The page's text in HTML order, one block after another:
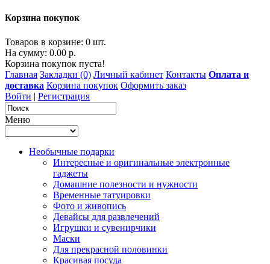
Корзина покупок
Товаров в корзине: 0 шт.
На сумму: 0.00 р.
Корзина покупок пуста!
Главная Закладки (0) Личный кабинет Контакты Оплата и
доставка Корзина покупок Оформить заказ
Войти | Регистрация
Меню
Необычные подарки
Интересные и оригинальные электронные
гаджеты
Домашние полезности и нужности
Временные татуировки
Фото и живопись
Девайсы для развлечений
Игрушки и сувенирчики
Маски
Для прекрасной половинки
Красивая посуда